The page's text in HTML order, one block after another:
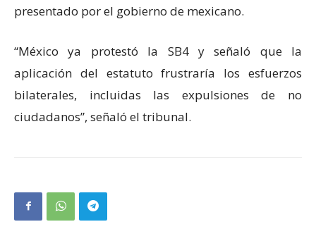
presentado por el gobierno de mexicano.
“México ya protestó la SB4 y señaló que la
aplicación del estatuto frustraría los esfuerzos
bilaterales, incluidas las expulsiones de no
ciudadanos”, señaló el tribunal.